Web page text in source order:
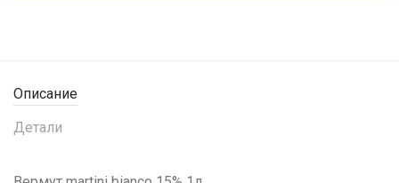
Описание
Детали